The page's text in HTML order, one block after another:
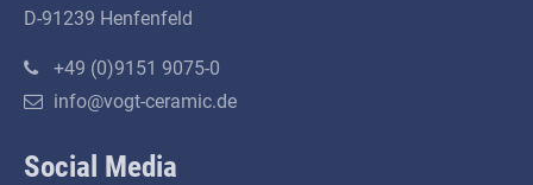
D-91239 Henfenfeld
+49 (0)9151 9075-0
info@vogt-ceramic.de
Social Media